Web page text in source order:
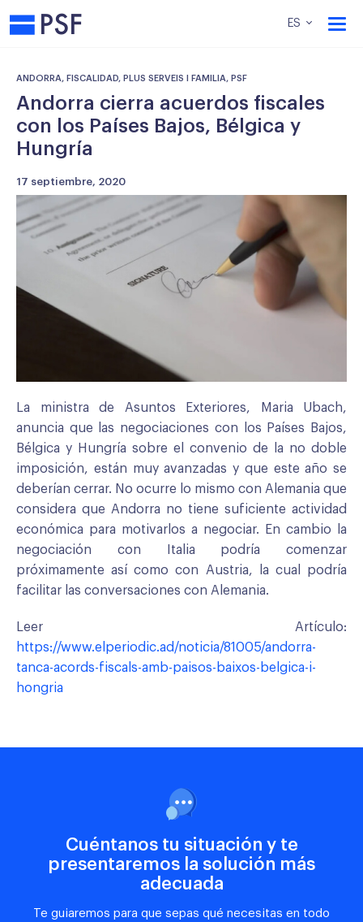
PSF ES
ANDORRA, FISCALIDAD, PLUS SERVEIS I FAMILIA, PSF
Andorra cierra acuerdos fiscales
con los Países Bajos, Bélgica y
Hungría
17 septiembre, 2020
La ministra de Asuntos Exteriores, Maria Ubach,
anuncia que las negociaciones con los Países Bajos,
Bélgica y Hungría sobre el convenio de la no doble
imposición, están muy avanzadas y que este año se
deberían cerrar. No ocurre lo mismo con Alemania que
considera que Andorra no tiene suficiente actividad
económica para motivarlos a negociar. En cambio la
negociación con Italia podría comenzar
próximamente así como con Austria, la cual podría
facilitar las conversaciones con Alemania.
Leer Artículo:
https://www.elperiodic.ad/noticia/81005/andorra-
tanca-acords-fiscals-amb-paisos-baixos-belgica-i-
hongria
Cuéntanos tu situación y te
presentaremos la solución más
adecuada
Te guiaremos para que sepas qué necesitas en todo